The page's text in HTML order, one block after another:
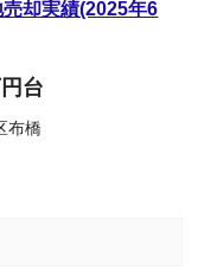
却実績(2025年6
台
布橋